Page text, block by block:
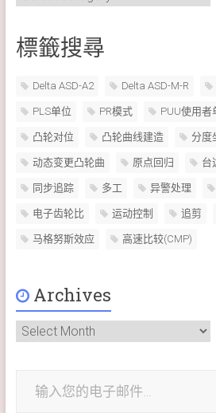
標籤搜尋
Delta ASD-A2 Delta ASD-M-R
PLS单位 PR模式 PUU使用者
凸轮对位 凸轮曲线建造 分度
动态变更凸轮曲 原点回归 台
同步追踪 多工 异警处理
电子齿轮比 运动控制 追剪
马格努斯效应 高速比较(CMP)
Archives
Archives